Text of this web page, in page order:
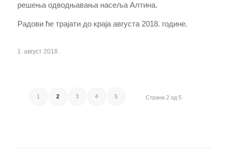
решења одводњавања насеља Алтина.
Радови ће трајати до краја августа 2018. године.
1. август 2018.
Страна 2 од 5
1 2 3 4 5